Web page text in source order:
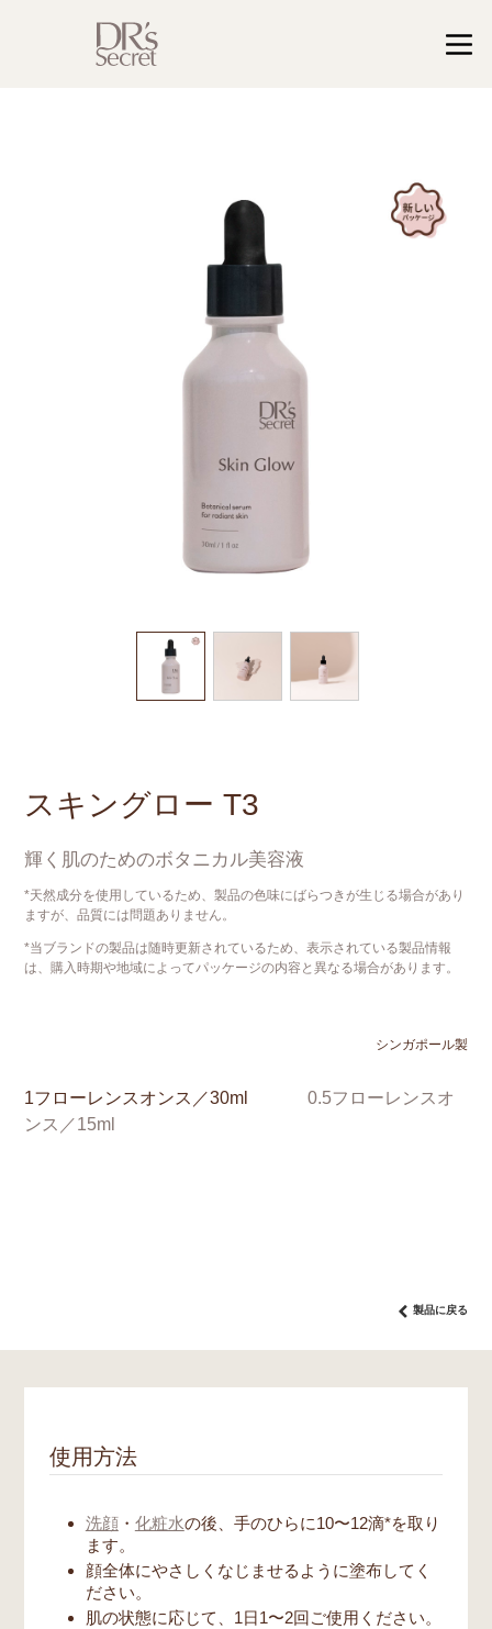
スキングロー T3
輝く肌のためのボタニカル美容液
*天然成分を使用しているため、製品の色味にばらつきが生じる場合があり
ますが、品質には問題ありません。
*当ブランドの製品は随時更新されているため、表示されている製品情報
は、購入時期や地域によってパッケージの内容と異なる場合があります。
シンガポール製
1フローレンスオンス／30ml
0.5フローレンスオ
ンス／15ml
製品に戻る
使用方法
洗顔・ 化粧水の後、手のひらに10〜12滴*を取り
ます。
顔全体にやさしくなじませるように塗布してく
ださい。
肌の状態に応じて、1日1〜2回ご使用ください。